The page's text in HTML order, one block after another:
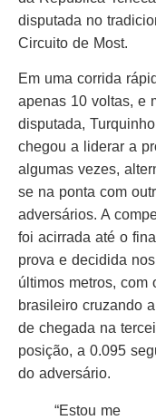
disputada no
Circuito de Most.
Em uma corrida
apenas 10 voltas, e
disputada, Turquinho
chegou a liderar a
algumas vezes,
se na ponta com
adversários. A
foi acirrada até o
prova e decidida nos
últimos metros, com
brasileiro cruzando
de chegada na
posição, a 0.095
do adversário.
“Estou me